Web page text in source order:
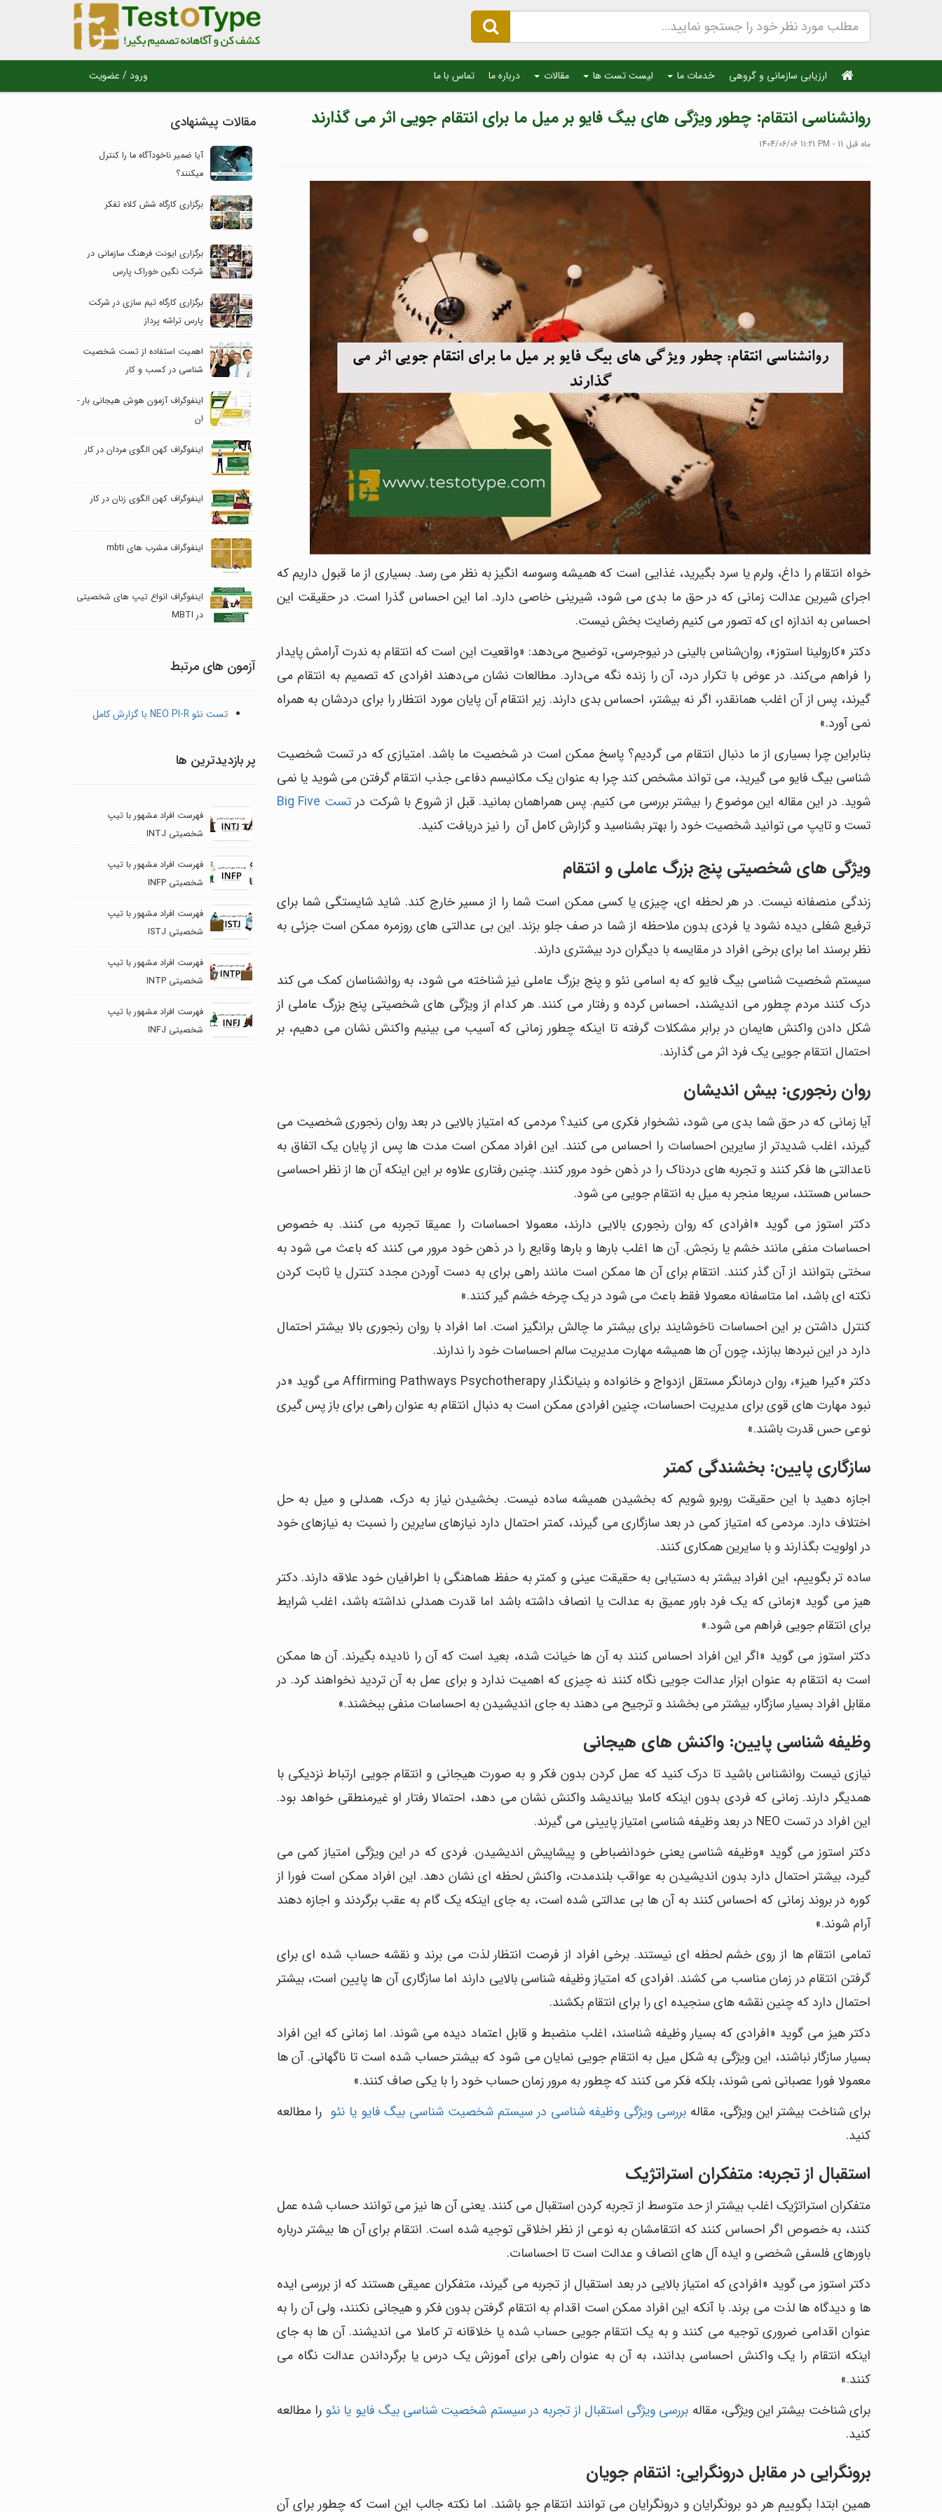
ارزیابی سازمانی و گروهی خدمات ما لیست تست ها مقالات درباره ما تماس با ما ورود / عضویت
روانشناسی انتقام: چطور ویژگی های بیگ فایو بر میل ما برای انتقام جویی اثر می گذارند
1404/06/06 11:21 PM - 11 ماه قبل
خواه انتقام را داغ، ولرم یا سرد بگیرید، غذایی است که همیشه وسوسه انگیز به نظر می رسد. بسیاری از ما قبول داریم که
اجرای شیرین عدالت زمانی که در حق ما بدی می شود، شیرینی خاصی دارد. اما این احساس گذرا است. در حقیقت این
احساس به اندازه ای که تصور می کنیم رضایت بخش نیست.
دکتر «کارولینا استوز»، روان‌شناس بالینی در نیوجرسی، توضیح می‌دهد: «واقعیت این است که انتقام به ندرت آرامش پایدار
را فراهم می‌کند. در عوض با تکرار درد، آن را زنده نگه می‌دارد. مطالعات نشان می‌دهند افرادی که تصمیم به انتقام می
گیرند، پس از آن اغلب همانقدر، اگر نه بیشتر، احساس بدی دارند. زیر انتقام آن پایان مورد انتظار را برای دردشان به همراه
نمی آورد.»
بنابراین چرا بسیاری از ما دنبال انتقام می گردیم؟ پاسخ ممکن است در شخصیت ما باشد. امتیازی که در تست شخصیت
شناسی بیگ فایو می گیرید، می تواند مشخص کند چرا به عنوان یک مکانیسم دفاعی جذب انتقام گرفتن می شوید یا نمی
شوید. در این مقاله این موضوع را بیشتر بررسی می کنیم. پس همراهمان بمانید. قبل از شروع با شرکت در تست Big Five
تست و تایپ می توانید شخصیت خود را بهتر بشناسید و گزارش کامل آن را نیز دریافت کنید.
ویژگی های شخصیتی پنج بزرگ عاملی و انتقام
زندگی منصفانه نیست. در هر لحظه ای، چیزی یا کسی ممکن است شما را از مسیر خارج کند. شاید شایستگی شما برای
ترفیع شغلی دیده نشود یا فردی بدون ملاحظه از شما در صف جلو بزند. این بی عدالتی های روزمره ممکن است جزئی به
نظر برسند اما برای برخی افراد در مقایسه با دیگران درد بیشتری دارند.
سیستم شخصیت شناسی بیگ فایو که به اسامی نئو و پنج بزرگ عاملی نیز شناخته می شود، به روانشناسان کمک می کند
درک کنند مردم چطور می اندیشند، احساس کرده و رفتار می کنند. هر کدام از ویژگی های شخصیتی پنج بزرگ عاملی از
شکل دادن واکنش هایمان در برابر مشکلات گرفته تا اینکه چطور زمانی که آسیب می بینیم واکنش نشان می دهیم، بر
احتمال انتقام جویی یک فرد اثر می گذارند.
روان رنجوری: بیش اندیشان
آیا زمانی که در حق شما بدی می شود، نشخوار فکری می کنید؟ مردمی که امتیاز بالایی در بعد روان رنجوری شخصیت می
گیرند، اغلب شدیدتر از سایرین احساسات را احساس می کنند. این افراد ممکن است مدت ها پس از پایان یک اتفاق به
ناعدالتی ها فکر کنند و تجربه های دردناک را در ذهن خود مرور کنند. چنین رفتاری علاوه بر این اینکه آن ها از نظر احساسی
حساس هستند، سریعا منجر به میل به انتقام جویی می شود.
دکتر استوز می گوید «افرادی که روان رنجوری بالایی دارند، معمولا احساسات را عمیقا تجربه می کنند. به خصوص
احساسات منفی مانند خشم یا رنجش. آن ها اغلب بارها و بارها وقایع را در ذهن خود مرور می کنند که باعث می شود به
سختی بتوانند از آن گذر کنند. انتقام برای آن ها ممکن است مانند راهی برای به دست آوردن مجدد کنترل یا ثابت کردن
نکته ای باشد، اما متاسفانه معمولا فقط باعث می شود در یک چرخه خشم گیر کنند.»
کنترل داشتن بر این احساسات ناخوشایند برای بیشتر ما چالش برانگیز است. اما افراد با روان رنجوری بالا بیشتر احتمال
دارد در این نبردها ببازند، چون آن ها همیشه مهارت مدیریت سالم احساسات خود را ندارند.
دکتر «کیرا هیز»، روان درمانگر مستقل ازدواج و خانواده و بنیانگذار Affirming Pathways Psychotherapy می گوید «در
نبود مهارت های قوی برای مدیریت احساسات، چنین افرادی ممکن است به دنبال انتقام به عنوان راهی برای باز پس گیری
نوعی حس قدرت باشند.»
سازگاری پایین: بخشندگی کمتر
اجازه دهید با این حقیقت روبرو شویم که بخشیدن همیشه ساده نیست. بخشیدن نیاز به درک، همدلی و میل به حل
اختلاف دارد. مردمی که امتیاز کمی در بعد سازگاری می گیرند، کمتر احتمال دارد نیازهای سایرین را نسبت به نیازهای خود
در اولویت بگذارند و با سایرین همکاری کنند.
ساده تر بگوییم، این افراد بیشتر به دستیابی به حقیقت عینی و کمتر به حفظ هماهنگی با اطرافیان خود علاقه دارند. دکتر
هیز می گوید «زمانی که یک فرد باور عمیق به عدالت یا انصاف داشته باشد اما قدرت همدلی نداشته باشد، اغلب شرایط
برای انتقام جویی فراهم می شود.»
دکتر استوز می گوید «اگر این افراد احساس کنند به آن ها خیانت شده، بعید است که آن را نادیده بگیرند. آن ها ممکن
است به انتقام به عنوان ابزار عدالت جویی نگاه کنند نه چیزی که اهمیت ندارد و برای عمل به آن تردید نخواهند کرد. در
مقابل افراد بسیار سازگار، بیشتر می بخشند و ترجیح می دهند به جای اندیشیدن به احساسات منفی ببخشند.»
وظیفه شناسی پایین: واکنش های هیجانی
نیازی نیست روانشناس باشید تا درک کنید که عمل کردن بدون فکر و به صورت هیجانی و انتقام جویی ارتباط نزدیکی با
همدیگر دارند. زمانی که فردی بدون اینکه کاملا بیاندیشد واکنش نشان می دهد، احتمالا رفتار او غیرمنطقی خواهد بود.
این افراد در تست NEO در بعد وظیفه شناسی امتیاز پایینی می گیرند.
دکتر استوز می گوید «وظیفه شناسی یعنی خودانضباطی و پیشاپیش اندیشیدن. فردی که در این ویژگی امتیاز کمی می
گیرد، بیشتر احتمال دارد بدون اندیشیدن به عواقب بلندمدت، واکنش لحظه ای نشان دهد. این افراد ممکن است فورا از
کوره در بروند زمانی که احساس کنند به آن ها بی عدالتی شده است، به جای اینکه یک گام به عقب برگردند و اجازه دهند
آرام شوند.»
تمامی انتقام ها از روی خشم لحظه ای نیستند. برخی افراد از فرصت انتظار لذت می برند و نقشه حساب شده ای برای
گرفتن انتقام در زمان مناسب می کشند. افرادی که امتیاز وظیفه شناسی بالایی دارند اما سازگاری آن ها پایین است، بیشتر
احتمال دارد که چنین نقشه های سنجیده ای را برای انتقام بکشند.
دکتر هیز می گوید «افرادی که بسیار وظیفه شناسند، اغلب منضبط و قابل اعتماد دیده می شوند. اما زمانی که این افراد
بسیار سازگار نباشند، این ویژگی به شکل میل به انتقام جویی نمایان می شود که بیشتر حساب شده است تا ناگهانی. آن ها
معمولا فورا عصبانی نمی شوند، بلکه فکر می کنند که چطور به مرور زمان حساب خود را با یکی صاف کنند.»
برای شناخت بیشتر این ویژگی، مقاله بررسی ویژگی وظیفه شناسی در سیستم شخصیت شناسی بیگ فایو یا نئو را مطالعه
کنید.
استقبال از تجربه: متفکران استراتژیک
متفکران استراتژیک اغلب بیشتر از حد متوسط از تجربه کردن استقبال می کنند. یعنی آن ها نیز می توانند حساب شده عمل
کنند، به خصوص اگر احساس کنند که انتقامشان به نوعی از نظر اخلاقی توجیه شده است. انتقام برای آن ها بیشتر درباره
باورهای فلسفی شخصی و ایده آل های انصاف و عدالت است تا احساسات.
دکتر استوز می گوید «افرادی که امتیاز بالایی در بعد استقبال از تجربه می گیرند، متفکران عمیقی هستند که از بررسی ایده
ها و دیدگاه ها لذت می برند. با آنکه این افراد ممکن است اقدام به انتقام گرفتن بدون فکر و هیجانی نکنند، ولی آن را به
عنوان اقدامی ضروری توجیه می کنند و به یک انتقام جویی حساب شده یا خلاقانه تر کاملا می اندیشند. آن ها به جای
اینکه انتقام را یک واکنش احساسی بدانند، به آن به عنوان راهی برای آموزش یک درس یا برگرداندن عدالت نگاه می
کنند.»
برای شناخت بیشتر این ویژگی، مقاله بررسی ویژگی استقبال از تجربه در سیستم شخصیت شناسی بیگ فایو یا نئو را مطالعه
کنید.
برونگرایی در مقابل درونگرایی: انتقام جویان
همین ابتدا بگوییم هر دو برونگرایان و درونگرایان می توانند انتقام جو باشند. اما نکته جالب این است که چطور برای آن
مقالات پیشنهادی
آیا ضمیر ناخودآگاه ما را کنترل
می‎کنند؟
برگزاری کارگاه شش کلاه تفکر
برگزاری ایونت فرهنگ سازمانی در
شرکت نگین خوراک پارس
برگزاری کارگاه تیم سازی در شرکت
پارس تراشه پرداز
اهمیت استفاده از تست شخصیت
شناسی در کسب و کار
اینفوگراف آزمون هوش هیجانی بار -
ان
اینفوگراف کهن الگوی مردان در کار
اینفوگراف کهن الگوی زنان در کار
اینفوگراف مشرب های mbti
اینفوگراف انواع تیپ های شخصیتی
در MBTI
آزمون های مرتبط
تست نئو NEO PI-R با گزارش کامل
پر بازدیدترین ها
فهرست افراد مشهور با تیپ
شخصیتی INTJ
فهرست افراد مشهور با تیپ
شخصیتی INFP
فهرست افراد مشهور با تیپ
شخصیتی ISTJ
فهرست افراد مشهور با تیپ
شخصیتی INTP
فهرست افراد مشهور با تیپ
شخصیتی INFJ